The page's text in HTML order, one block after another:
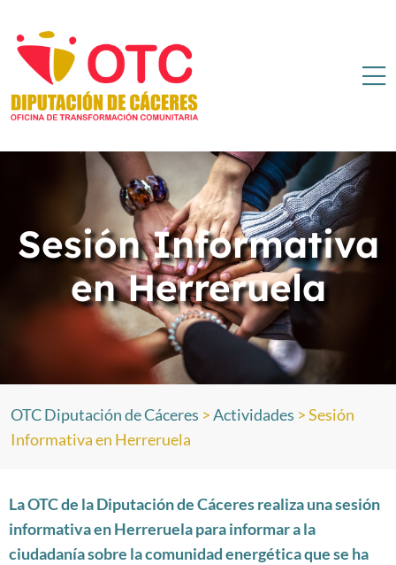
Sesión Informativa
en Herreruela
OTC Diputación de Cáceres >Actividades >Sesión
Informativa en Herreruela
La OTC de la Diputación de Cáceres realiza una sesión
informativa en Herreruela para informar a la
ciudadanía sobre la comunidad energética que se ha